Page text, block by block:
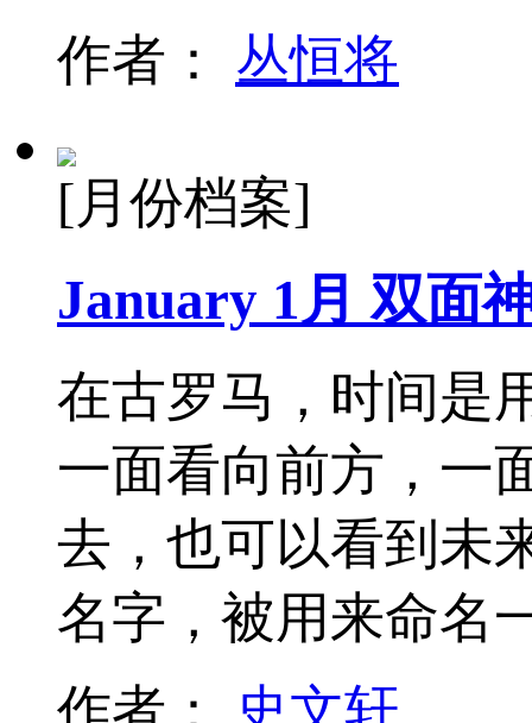
作者： 丛恒将
[月份档案]
January 1月 双面
在古罗马，时间是
一面看向前方，一
去，也可以看到未
名字，被用来命
作者：
史文轩